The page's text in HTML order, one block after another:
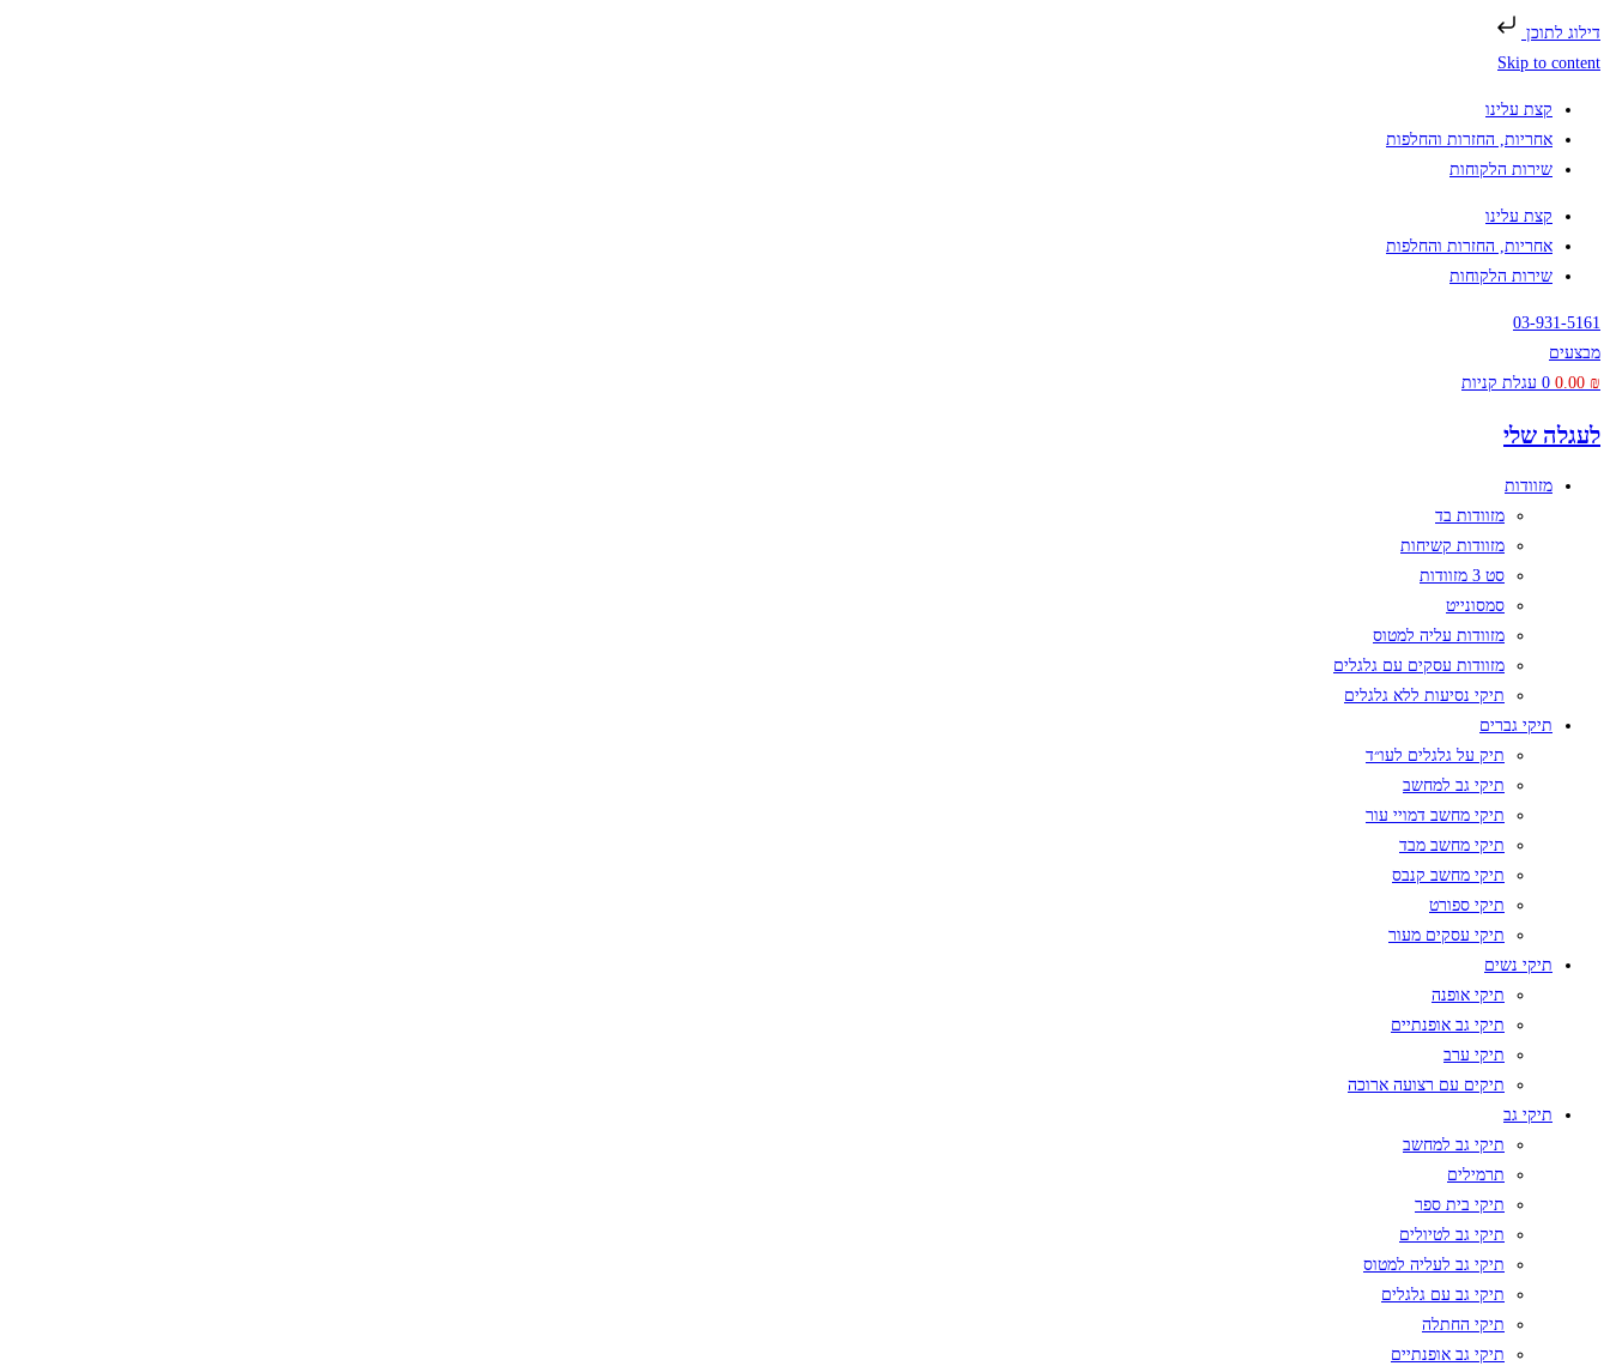
דילוג לתוכן
Skip to content
קצת עלינו
אחריות, החזרות והחלפות
שירות הלקוחות
קצת עלינו
אחריות, החזרות והחלפות
שירות הלקוחות
03-931-5161
מבצעים
0.00 ₪
0 עגלת קניות
לעגלה שלי
מזוודות
מזוודות בד
מזוודות קשיחות
סט 3 מזוודות
סמסונייט
מזוודות עליה למטוס
מזוודות עסקים עם גלגלים
תיקי נסיעות ללא גלגלים
תיקי גברים
תיק על גלגלים לעו״ד
תיקי גב למחשב
תיקי מחשב דמויי עור
תיקי מחשב מבד
תיקי מחשב קנבס
תיקי ספורט
תיקי עסקים מעור
תיקי נשים
תיקי אופנה
תיקי גב אופנתיים
תיקי ערב
תיקים עם רצועה ארוכה
תיקי גב
תיקי גב למחשב
תרמילים
תיקי בית ספר
תיקי גב לטיולים
תיקי גב לעליה למטוס
תיקי גב עם גלגלים
תיקי החתלה
תיקי גב אופנתיים